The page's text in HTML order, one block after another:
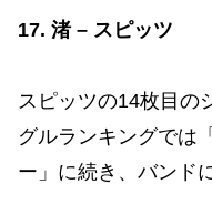
17. 渚 – スピッツ
スピッツの14枚目の
グルランキングでは
ー」に続き、バンド